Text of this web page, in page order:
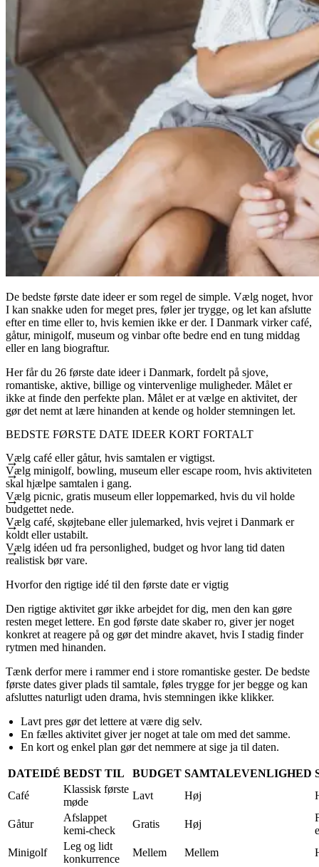
De bedste første date ideer er som regel de simple. Vælg noget, hvor
I kan snakke uden for meget pres, føler jer trygge, og let kan afslutte
efter en time eller to, hvis kemien ikke er der. I Danmark virker café,
gåtur, minigolf, museum og vinbar ofte bedre end en tung middag
eller en lang biograftur.
Her får du 26 første date ideer i Danmark, fordelt på sjove,
romantiske, aktive, billige og vintervenlige muligheder. Målet er
ikke at finde den perfekte plan. Målet er at vælge en aktivitet, der
gør det nemt at lære hinanden at kende og holder stemningen let.
BEDSTE FØRSTE DATE IDEER KORT FORTALT
Vælg café eller gåtur, hvis samtalen er vigtigst.
Vælg minigolf, bowling, museum eller escape room, hvis aktiviteten
skal hjælpe samtalen i gang.
Vælg picnic, gratis museum eller loppemarked, hvis du vil holde
budgettet nede.
Vælg café, skøjtebane eller julemarked, hvis vejret i Danmark er
koldt eller ustabilt.
Vælg idéen ud fra personlighed, budget og hvor lang tid daten
realistisk bør vare.
Hvorfor den rigtige idé til den første date er vigtig
Den rigtige aktivitet gør ikke arbejdet for dig, men den kan gøre
resten meget lettere. En god første date skaber ro, giver jer noget
konkret at reagere på og gør det mindre akavet, hvis I stadig finder
rytmen med hinanden.
Tænk derfor mere i rammer end i store romantiske gester. De bedste
første dates giver plads til samtale, føles trygge for jer begge og kan
afsluttes naturligt uden drama, hvis stemningen ikke klikker.
Lavt pres gør det lettere at være dig selv.
En fælles aktivitet giver jer noget at tale om med det samme.
En kort og enkel plan gør det nemmere at sige ja til daten.
DATEIDÉ BEDST TIL BUDGET SAMTALEVENLIGHED
Café
Klassisk første
møde
Lavt Høj
Gåtur
Afslappet
kemi-check
Gratis Høj
Minigolf
Leg og lidt
konkurrence
Mellem Mellem